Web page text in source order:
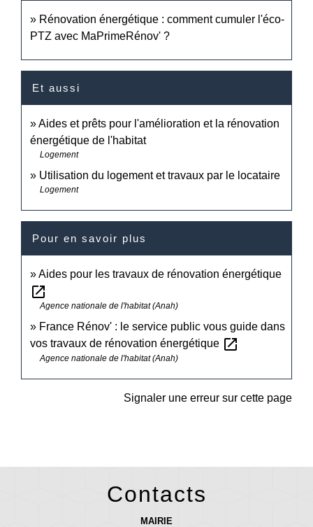
Rénovation énergétique : comment cumuler l'éco-
PTZ avec MaPrimeRénov' ?
Et aussi
Aides et prêts pour l'amélioration et la rénovation
énergétique de l'habitat
Logement
Utilisation du logement et travaux par le locataire
Logement
Pour en savoir plus
Aides pour les travaux de rénovation énergétique
open_in_new
Agence nationale de l'habitat (Anah)
France Rénov' : le service public vous guide dans
vos travaux de rénovation énergétique open_in_new
Agence nationale de l'habitat (Anah)
Signaler une erreur sur cette page
Contacts
MAIRIE